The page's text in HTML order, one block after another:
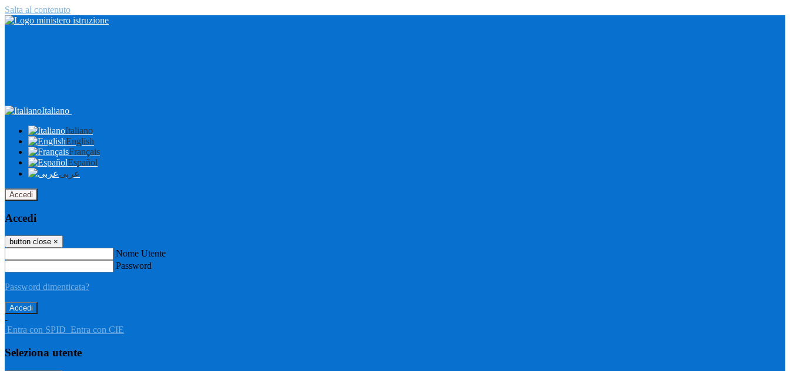
Salta al contenuto
Italiano
Italiano
English
Français
Español
عربى
Accedi
Accedi
button close ×
Nome Utente
Password
Password dimenticata?
-
Entra con SPID Entra con CIE
Seleziona utente